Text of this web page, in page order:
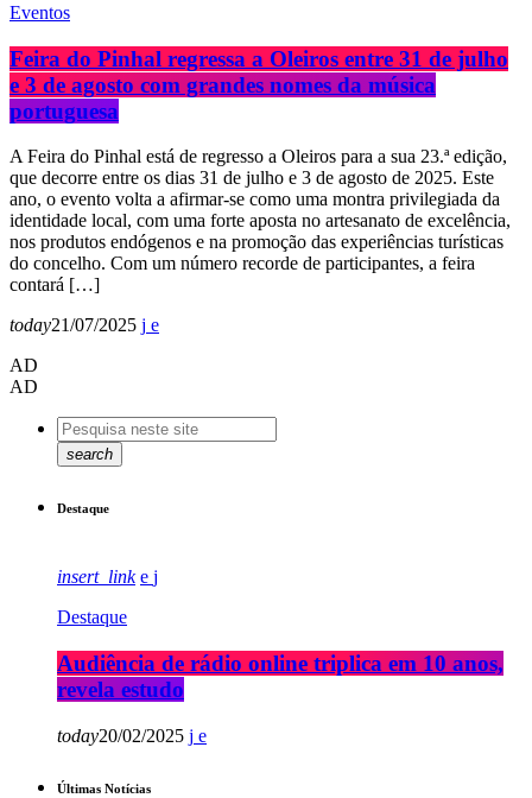
Eventos
Feira do Pinhal regressa a Oleiros entre 31 de julho
e 3 de agosto com grandes nomes da música
portuguesa
A Feira do Pinhal está de regresso a Oleiros para a sua 23.ª edição,
que decorre entre os dias 31 de julho e 3 de agosto de 2025. Este
ano, o evento volta a afirmar-se como uma montra privilegiada da
identidade local, com uma forte aposta no artesanato de excelência,
nos produtos endógenos e na promoção das experiências turísticas
do concelho. Com um número recorde de participantes, a feira
contará […]
today21/07/2025
AD
AD
search
Destaque
insert_link
Destaque
Audiência de rádio online triplica em 10 anos,
revela estudo
today20/02/2025
Últimas Notícias